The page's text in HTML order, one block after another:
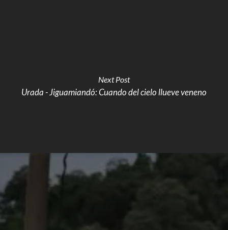
Next Post
Urada - Jiguamiandó: Cuando del cielo llueve veneno